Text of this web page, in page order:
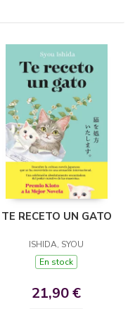
TE RECETO UN GATO
ISHIDA, SYOU
En stock
21,90 €